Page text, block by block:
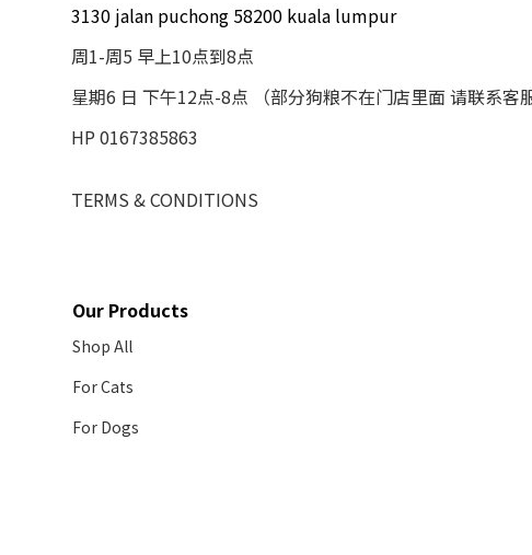
3130 jalan puchong 58200 kuala lumpur
周1-周5 早上10点到8点
星期6 日 下午12点-8点 （部分狗粮不在门店里面 请联系客服
HP 0167385863
TERMS & CONDITIONS
Our Products
Shop All
For Cats
For Dogs